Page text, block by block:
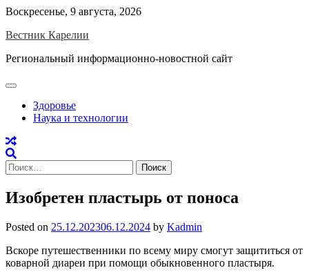
Skip
content
Воскресенье, 9 августа, 2026
Вестник Карелии
Региональный информационно-новостной сайт
Здоровье
Наука и технологии
Найти:
Изобретен пластырь от поноса
Posted on 25.12.202306.12.2024 by Kadmin
Вскоре путешественники по всему миру смогут защититься от
коварной диареи при помощи обыкновенного пластыря.